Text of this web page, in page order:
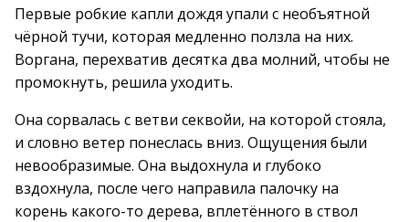
Первые робкие капли дождя упали с необъятной
чёрной тучи, которая медленно ползла на них.
Воргана, перехватив десятка два молний, чтобы не
промокнуть, решила уходить.
Она сорвалась с ветви секвойи, на которой стояла,
и словно ветер понеслась вниз. Ощущения были
невообразимые. Она выдохнула и глубоко
вздохнула, после чего направила палочку на
корень какого-то дерева, вплетённого в ствол